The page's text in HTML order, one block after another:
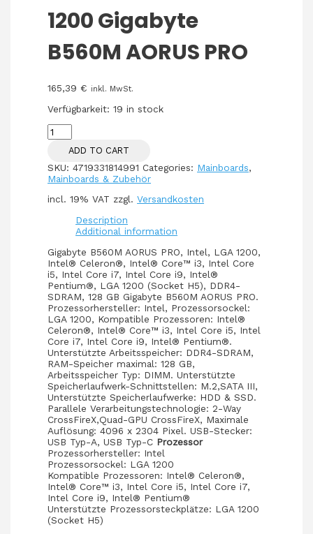
1200 Gigabyte
B560M AORUS PRO
165,39€ inkl. MwSt.
Verfügbarkeit: 19 in stock
1200
Gigabyte
B560M
AORUS
PRO
quantity
ADD TO CART
SKU:4719331814991 Categories: Mainboards,
Mainboards & Zubehör
incl. 19% VAT zzgl.Versandkosten
Description
Additional information
Gigabyte B560M AORUS PRO, Intel, LGA 1200,
Intel® Celeron®, Intel® Core™ i3, Intel Core
i5, Intel Core i7, Intel Core i9, Intel®
Pentium®, LGA 1200 (Socket H5), DDR4-
SDRAM, 128 GB Gigabyte B560M AORUS PRO.
Prozessorhersteller: Intel, Prozessorsockel:
LGA 1200, Kompatible Prozessoren: Intel®
Celeron®, Intel® Core™ i3, Intel Core i5, Intel
Core i7, Intel Core i9, Intel® Pentium®.
Unterstützte Arbeitsspeicher: DDR4-SDRAM,
RAM-Speicher maximal: 128 GB,
Arbeitsspeicher Typ: DIMM. Unterstützte
Speicherlaufwerk-Schnittstellen: M.2,SATA III,
Unterstützte Speicherlaufwerke: HDD & SSD.
Parallele Verarbeitungstechnologie: 2-Way
CrossFireX,Quad-GPU CrossFireX, Maximale
Auflösung: 4096 x 2304 Pixel. USB-Stecker:
USB Typ-A, USB Typ-C Prozessor
Prozessorhersteller: Intel
Prozessorsockel: LGA 1200
Kompatible Prozessoren: Intel® Celeron®,
Intel® Core™ i3, Intel Core i5, Intel Core i7,
Intel Core i9, Intel® Pentium®
Unterstützte Prozessorsteckplätze: LGA 1200
(Socket H5)